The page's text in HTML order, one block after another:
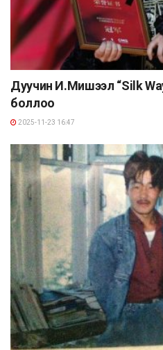
Дуучин И.Мишээл “Silk
боллоо
2025-11-23 16:47